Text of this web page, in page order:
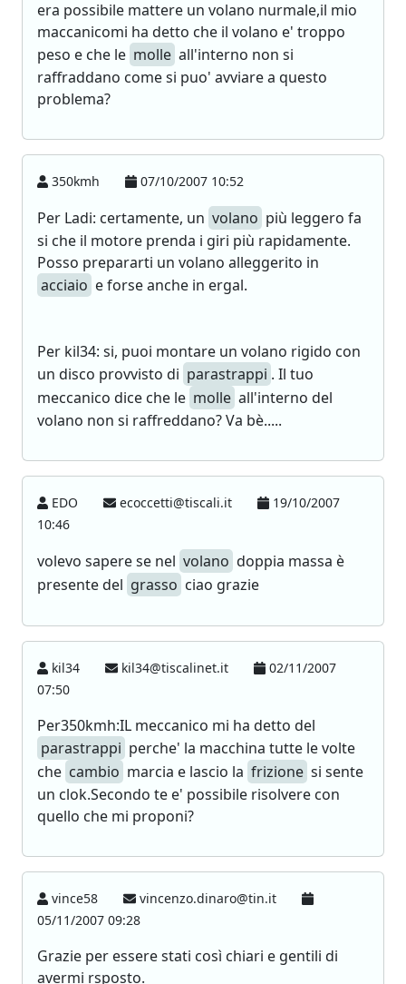
era possibile mattere un volano nurmale,il mio
maccanicomi ha detto che il volano e' troppo
peso e che le molle all'interno non si
raffraddano come si puo' avviare a questo
problema?
350kmh 07/10/2007 10:52
Per Ladi: certamente, un volano più leggero fa
si che il motore prenda i giri più rapidamente.
Posso prepararti un volano alleggerito in
acciaio e forse anche in ergal.
Per kil34: si, puoi montare un volano rigido con
un disco provvisto di parastrappi . Il tuo
meccanico dice che le molle all'interno del
volano non si raffreddano? Va bè.....
EDO ecoccetti@tiscali.it
19/10/2007
10:46
volevo sapere se nel volano doppia massa è
presente del grasso ciao grazie
kil34 kil34@tiscalinet.it
02/11/2007
07:50
Per350kmh:IL meccanico mi ha detto del
parastrappi perche' la macchina tutte le volte
che cambio marcia e lascio la frizione si sente
un clok.Secondo te e' possibile risolvere con
quello che mi proponi?
vince58
vincenzo.dinaro@tin.it
05/11/2007 09:28
Grazie per essere stati così chiari e gentili di
avermi rsposto.